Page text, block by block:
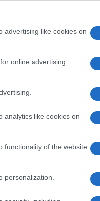
advertising like cookies on
online advertising
analytics like cookies on
functionality of the website
personalization.